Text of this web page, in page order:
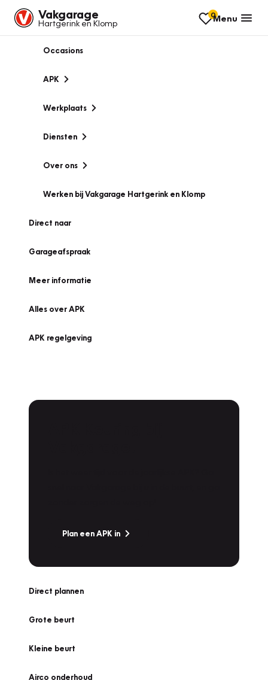
Vakgarage
Hartgerink en Klomp
0Menu
Occasions
APK
Werkplaats
Diensten
Over ons
Werken bij Vakgarage Hartgerink en Klomp
Direct naar
Garageafspraak
Meer informatie
Alles over APK
APK regelgeving
Plan een APK in
Direct plannen
Grote beurt
Kleine beurt
Airco onderhoud